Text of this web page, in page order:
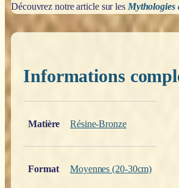
Découvrez notre article sur les
Informations
Matière
Résine-Bronze
Format Moyennes (20-30cm)